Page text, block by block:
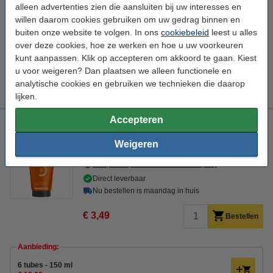
alleen advertenties zien die aansluiten bij uw interesses en
willen daarom cookies gebruiken om uw gedrag binnen en
buiten onze website te volgen. In ons cookiebeleid leest u alles
over deze cookies, hoe ze werken en hoe u uw voorkeuren
kunt aanpassen. Klik op accepteren om akkoord te gaan. Kiest
u voor weigeren? Dan plaatsen we alleen functionele en
analytische cookies en gebruiken we technieken die daarop
lijken.
Accepteren
Weigeren
Schwarzkopf Haargel 250 ml 1 stuks
Bekijk de specificaties en beschrijving
Direct leverbaar
Nu bestellen is maandag in huis
€ 4,49 Bestellen
Taft Maxx Power Gel Nr. 8 (150 ml)
Haargel Maxx Power Nr. 8
Direct leverbaar
Nu bestellen is maandag in huis
€ 3,49 Bestellen
Aanbieding:
6 tubes - 150 ml